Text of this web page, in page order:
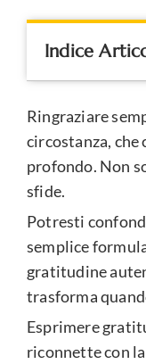
Indice
Ringraziare
circostanza, che
profondo. Non
sfide.
Potresti
semplice
gratitudine
trasforma
Esprimere
riconnette con